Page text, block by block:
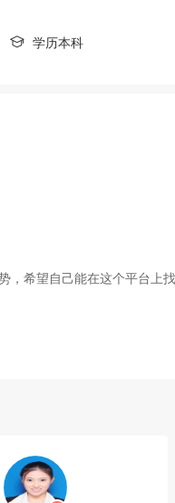
学历本科
希望自己能在这个平台上